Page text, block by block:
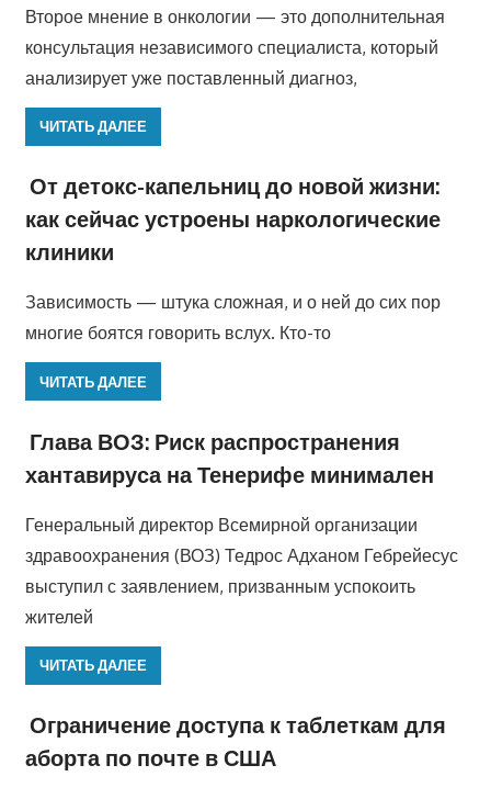
Второе мнение в онкологии — это дополнительная
консультация независимого специалиста, который
анализирует уже поставленный диагноз,
ЧИТАТЬ ДАЛЕЕ
От детокс-капельниц до новой жизни:
как сейчас устроены наркологические
клиники
Зависимость — штука сложная, и о ней до сих пор
многие боятся говорить вслух. Кто-то
ЧИТАТЬ ДАЛЕЕ
Глава ВОЗ: Риск распространения
хантавируса на Тенерифе минимален
Генеральный директор Всемирной организации
здравоохранения (ВОЗ) Тедрос Адханом Гебрейесус
выступил с заявлением, призванным успокоить
жителей
ЧИТАТЬ ДАЛЕЕ
Ограничение доступа к таблеткам для
аборта по почте в США